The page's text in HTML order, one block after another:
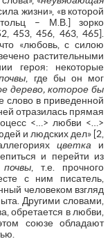
жизни», «в которой
– М.В.] зорко
453, 456, 463, 465].
«любовь, с силою
растительными
героя: некоторые
, где бы он мог
дерево, которое бы
слово в приведенной
отразилась прямая
<…> любви <…>
и людских дел» [2,
цветка и
и перейти из
почвы , т.е. прочного
с ним писатель,
человеком взгляд
Другими словами,
обретается в любви,
союзе обладают